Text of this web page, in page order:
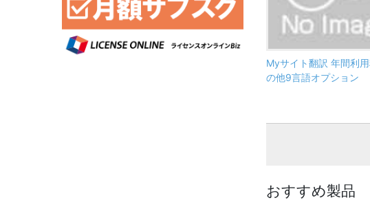
Myサイト翻訳 年間利
の他9言語オプション
おすすめ製品